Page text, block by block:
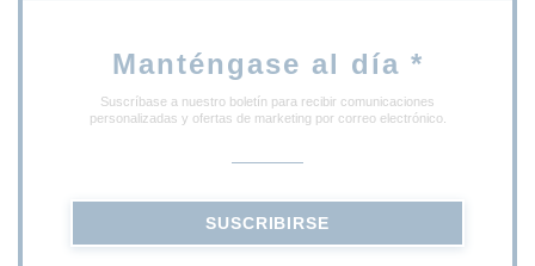
Manténgase al día *
Suscríbase a nuestro boletín para recibir comunicaciones
personalizadas y ofertas de marketing por correo electrónico.
SUSCRIBIRSE